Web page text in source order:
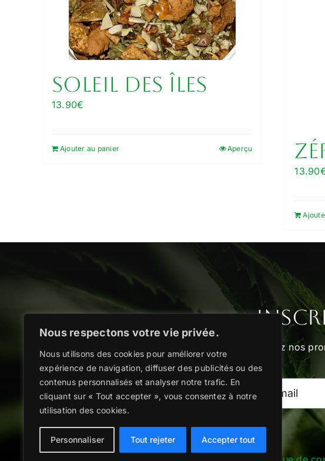
Nous respectons votre vie privée.
Nous utilisons des cookies pour améliorer votre
expérience de navigation, diffuser des publicités ou des
contenus personnalisés et analyser notre trafic. En
cliquant sur « Tout accepter », vous consentez à notre
utilisation des cookies.
Personnaliser Tout rejeter Accepter tout
Soleil des îles
13.90€
Ajouter au panier Aperçu
13.90
Découvrez nos